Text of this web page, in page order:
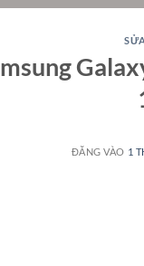
ĐĂNG VÀO 1